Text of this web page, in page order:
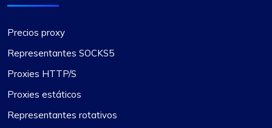
Precios proxy
Representantes SOCKS5
Proxies HTTP/S
Proxies estáticos
Representantes rotativos